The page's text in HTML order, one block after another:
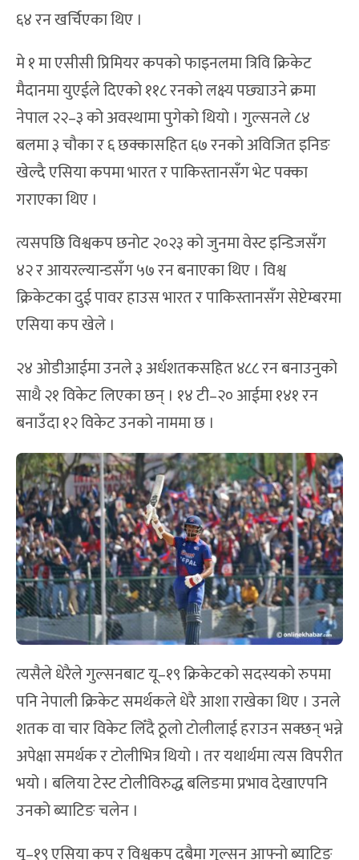
६४ रन खर्चिएका थिए ।
मे १ मा एसीसी प्रिमियर कपको फाइनलमा त्रिवि क्रिकेट
मैदानमा युएईले दिएको ११८ रनको लक्ष्य पछ्याउने क्रमा
नेपाल २२–३ को अवस्थामा पुगेको थियो । गुल्सनले ८४
बलमा ३ चौका र ६ छक्कासहित ६७ रनको अविजित इनिङ
खेल्दै एसिया कपमा भारत र पाकिस्तानसँग भेट पक्का
गराएका थिए ।
त्यसपछि विश्वकप छनोट २०२३ को जुनमा वेस्ट इन्डिजसँग
४२ र आयरल्यान्डसँग ५७ रन बनाएका थिए । विश्व
क्रिकेटका दुई पावर हाउस भारत र पाकिस्तानसँग सेप्टेम्बरमा
एसिया कप खेले ।
२४ ओडीआईमा उनले ३ अर्धशतकसहित ४८८ रन बनाउनुको
साथै २१ विकेट लिएका छन् । १४ टी–२० आईमा १४१ रन
बनाउँदा १२ विकेट उनको नाममा छ ।
त्यसैले धेरैले गुल्सनबाट यू–१९ क्रिकेटको सदस्यको रुपमा
पनि नेपाली क्रिकेट समर्थकले धेरै आशा राखेका थिए । उनले
शतक वा चार विकेट लिँदै ठूलो टोलीलाई हराउन सक्छन् भन्ने
अपेक्षा समर्थक र टोलीभित्र थियो । तर यथार्थमा त्यस विपरीत
भयो । बलिया टेस्ट टोलीविरुद्ध बलिङमा प्रभाव देखाएपनि
उनको ब्याटिङ चलेन ।
यू–१९ एसिया कप र विश्वकप दुबैमा गुल्सन आफ्नो ब्याटिङ